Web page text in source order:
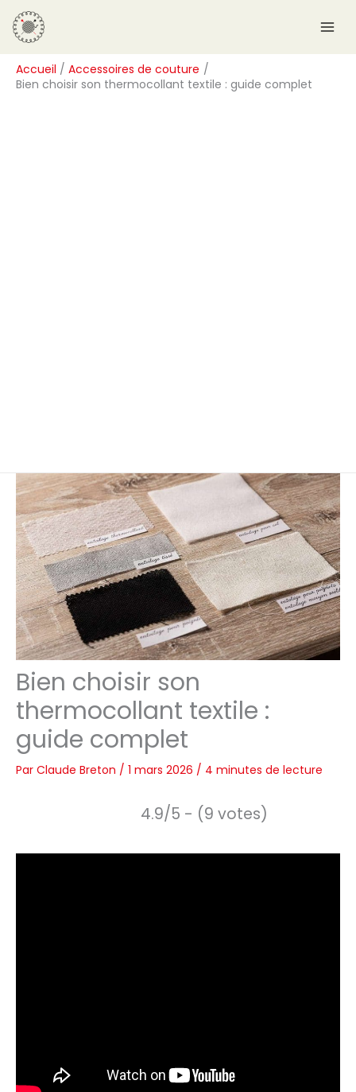
Aller
au
contenu
Accueil
Accessoires de couture
Bien choisir son thermocollant textile : guide complet
Bien choisir son
thermocollant textile :
guide complet
Par Claude Breton / 1 mars 2026 / 4 minutes de lecture
4.9/5 - (9 votes)
R
e
c
h